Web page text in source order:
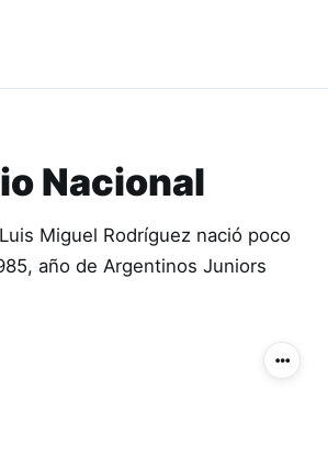
Nacional
Miguel Rodríguez nació poco
año de Argentinos Juniors
Más